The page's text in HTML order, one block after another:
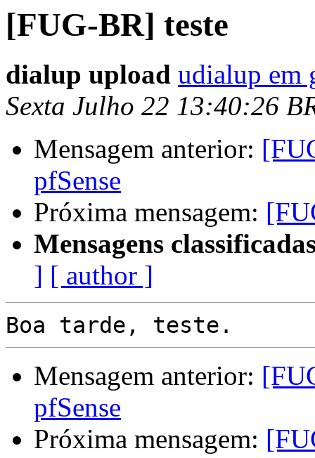
[FUG-BR] teste
dialup upload udialup em
Sexta Julho 22 13:40:26
Mensagem anterior:
pfSense
Próxima mensagem:
Mensagens
] [ author ]
Mensagem anterior:
pfSense
Próxima mensagem: